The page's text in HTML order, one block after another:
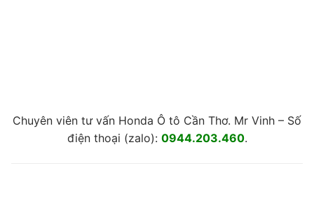
Chuyên viên tư vấn Honda Ô tô Cần Thơ. Mr Vinh – Số
điện thoại (zalo): 0944.203.460.